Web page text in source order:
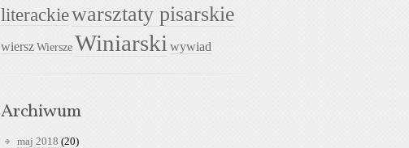
literackiewarsztaty pisarskie
wierszWierszeWiniarski wywiad
Archiwum
maj 2018 (20)